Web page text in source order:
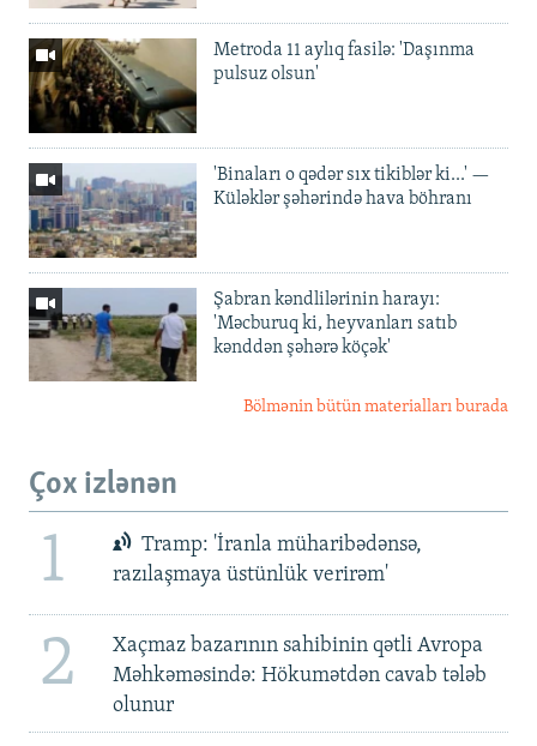
Metroda 11 aylıq fasilə: 'Daşınma
pulsuz olsun'
'Binaları o qədər sıx tikiblər ki...' —
Küləklər şəhərində hava böhranı
Şabran kəndlilərinin harayı:
'Məcburuq ki, heyvanları satıb
kənddən şəhərə köçək'
Bölmənin bütün materialları burada
Çox izlənən
1
Tramp: 'İranla müharibədənsə,
razılaşmaya üstünlük verirəm'
2
Xaçmaz bazarının sahibinin qətli Avropa
Məhkəməsində: Hökumətdən cavab tələb
olunur